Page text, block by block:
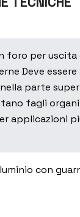
foro per uscita
Deve
nella parte
fagli
applicazioni
con